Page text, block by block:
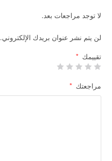
لا توجد مراجعات بعد.
لن يتم نشر عنوان بريدك الإلكتروني.
تقييمك *
مراجعتك *